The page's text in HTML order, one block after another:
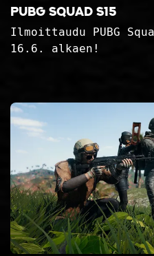
PUBG Squad S15
Ilmoittaudu PUBG
16.6. alkaen!